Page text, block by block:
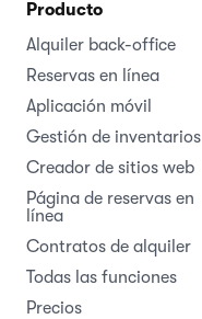
Producto
Alquiler back-office
Reservas en línea
Aplicación móvil
Gestión de inventarios
Creador de sitios web
Página de reservas en
línea
Contratos de alquiler
Todas las funciones
Precios